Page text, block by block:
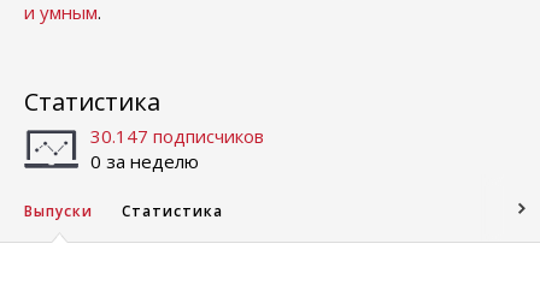
и умным.
Статистика
30.147 подписчиков
0 за неделю
Выпуски Статистика